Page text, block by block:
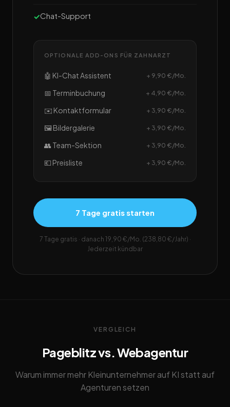
Chat-Support
OPTIONALE ADD-ONS FÜR ZAHNARZT
🤖 KI-Chat Assistent + 9,90 €/Mo.
📅 Terminbuchung + 4,90 €/Mo.
✉️ Kontaktformular + 3,90 €/Mo.
🖼️ Bildergalerie + 3,90 €/Mo.
👥 Team-Sektion + 3,90 €/Mo.
💶 Preisliste + 3,90 €/Mo.
7 Tage gratis starten
7 Tage gratis · danach 19,90 €/Mo. (238,80 €/Jahr) ·
Jederzeit kündbar
VERGLEICH
Pageblitz vs. Webagentur
Warum immer mehr Kleinunternehmer auf KI statt auf
Agenturen setzen